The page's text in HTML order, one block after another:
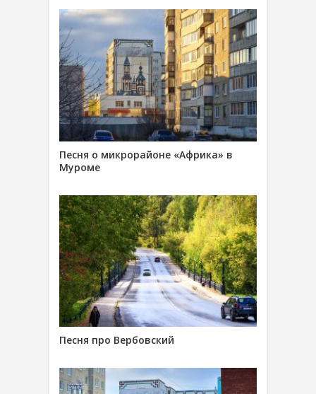
Песня о микрорайоне «Африка» в
Муроме
Песня про Вербовский